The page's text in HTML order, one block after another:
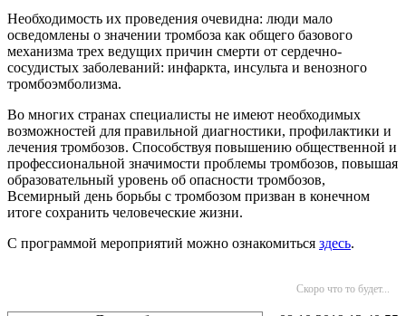
Необходимость их проведения очевидна: люди мало
осведомлены о значении тромбоза как общего базового
механизма трех ведущих причин смерти от сердечно-
сосудистых заболеваний: инфаркта, инсульта и венозного
тромбоэмболизма.
Во многих странах специалисты не имеют необходимых
возможностей для правильной диагностики, профилактики и
лечения тромбозов. Способствуя повышению общественной и
профессиональной значимости проблемы тромбозов, повышая
образовательный уровень об опасности тромбозов,
Всемирный день борьбы с тромбозом призван в конечном
итоге сохранить человеческие жизни.
С программой мероприятий можно ознакомиться здесь.
Скоро что то будет...